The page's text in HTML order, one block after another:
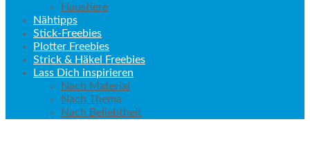
Haustiere
Nähtipps
Stick-Freebies
Plotter Freebies
Strick & Häkel Freebies
Lass Dich inspirieren
Nach Material
Nach Thema
Nach Beliebtheit